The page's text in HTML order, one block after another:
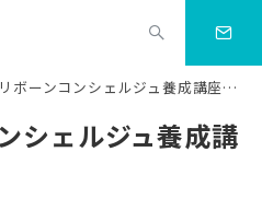
ボーンコンシェルジュ養成講座7日目
シェルジュ養成講